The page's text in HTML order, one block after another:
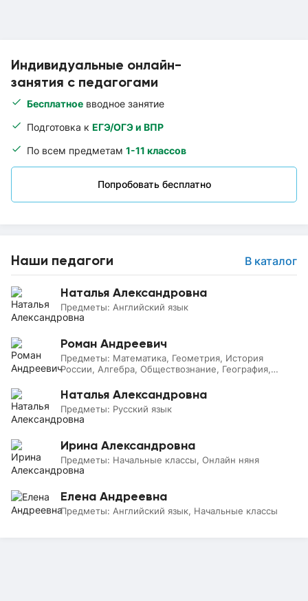
Индивидуальные онлайн-
занятия с педагогами
Бесплатное вводное занятие
Подготовка к ЕГЭ/ОГЭ и ВПР
По всем предметам 1-11 классов
Попробовать бесплатно
Наши педагоги В каталог
Наталья Александровна
Предметы: Английский язык
Роман Андреевич
Предметы: Математика, Геометрия, История
России, Алгебра, Обществознание, География,
Информатика, Физика
Наталья Александровна
Предметы: Русский язык
Ирина Александровна
Предметы: Начальные классы, Онлайн няня
Елена Андреевна
Предметы: Английский язык, Начальные классы